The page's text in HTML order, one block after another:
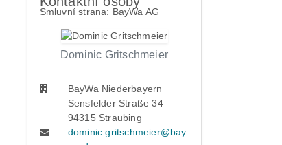
Smluvní strana: BayWa AG
Dominic Gritschmeier
BayWa Niederbayern
Sensfelder Straße 34
94315 Straubing
dominic.gritschmeier@bay